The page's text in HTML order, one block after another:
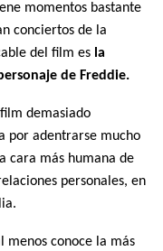
momentos bastante
conciertos de la
del film es la
de Freddie.
demasiado
por adentrarse mucho
cara más humana de
personales, en
menos conoce la más